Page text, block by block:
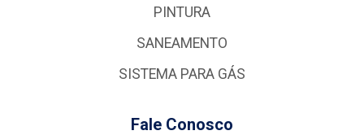
PINTURA
SANEAMENTO
SISTEMA PARA GÁS
Fale Conosco